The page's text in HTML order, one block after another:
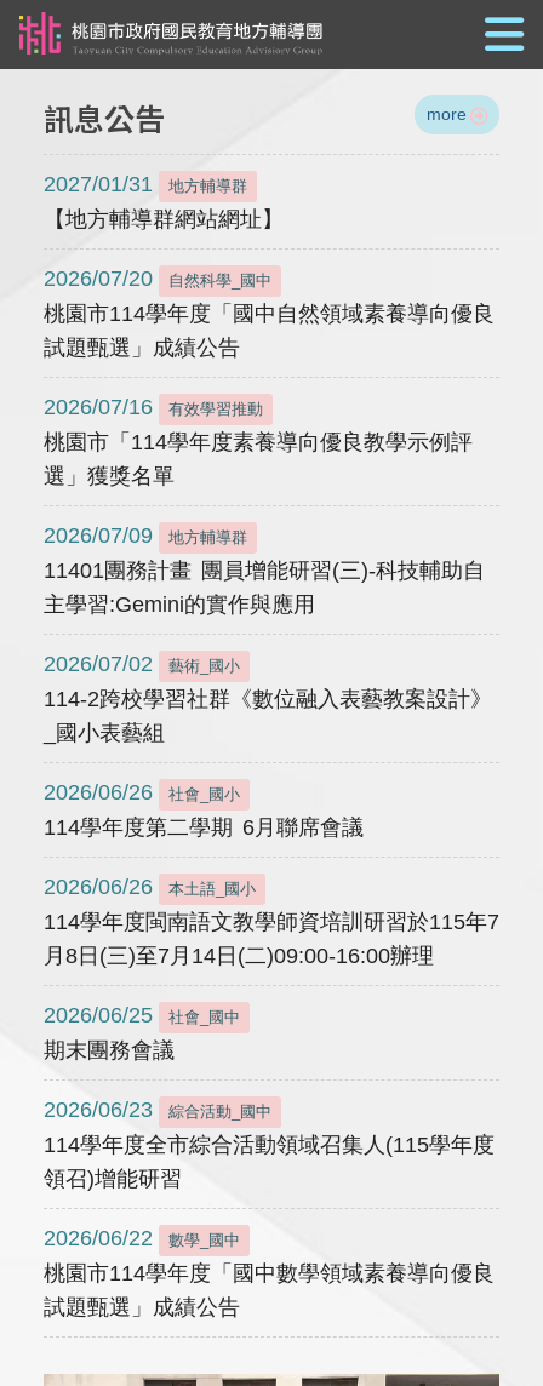
訊息公告 more
2027/01/31 地方輔導群
【地方輔導群網站網址】
2026/07/20 自然科學_國中
桃園市114學年度「國中自然領域素養導向優良
試題甄選」成績公告
2026/07/16 有效學習推動
桃園市「114學年度素養導向優良教學示例評
選」獲獎名單
2026/07/09 地方輔導群
11401團務計畫 團員增能研習(三)-科技輔助自
主學習:Gemini的實作與應用
2026/07/02 藝術_國小
114-2跨校學習社群《數位融入表藝教案設計》
_國小表藝組
2026/06/26 社會_國小
114學年度第二學期 6月聯席會議
2026/06/26 本土語_國小
114學年度閩南語文教學師資培訓研習於115年7
月8日(三)至7月14日(二)09:00-16:00辦理
2026/06/25 社會_國中
期末團務會議
2026/06/23 綜合活動_國中
114學年度全市綜合活動領域召集人(115學年度
領召)增能研習
2026/06/22 數學_國中
桃園市114學年度「國中數學領域素養導向優良
試題甄選」成績公告